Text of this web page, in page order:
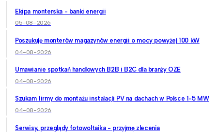
Ekipa monterska - banki energii
05-08-2026
Poszukuję monterów magazynów energii o mocy powyżej 100 kW
04-08-2026
Umawianie spotkań handlowych B2B i B2C dla branży OZE
04-08-2026
Szukam firmy do montażu instalacji PV na dachach w Polsce 1-5 MW
04-08-2026
Serwisy, przeglądy fotowoltaika - przyjmę zlecenia